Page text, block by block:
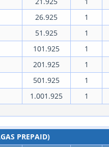
26.925 1
51.925 1
101.925 1
201.925 1
501.925 1
1.001.925 1
PREPAID)